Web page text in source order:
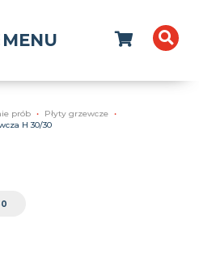
MENU
prób
Płyty grzewcze
H 30/30